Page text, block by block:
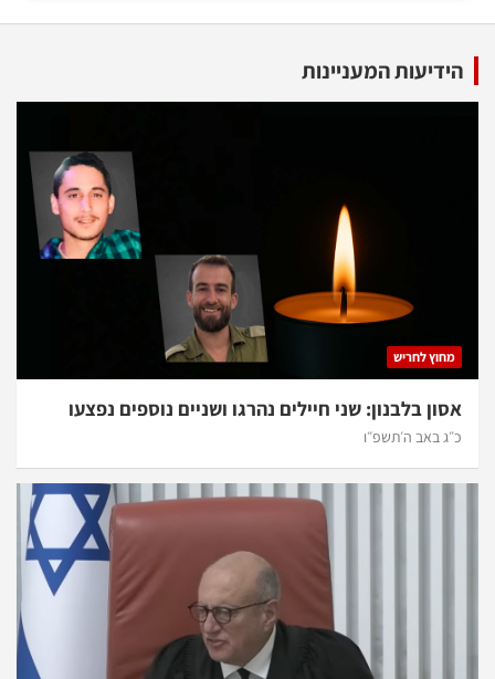
הידיעות המעניינות
מחוץ לחריש
אסון בלבנון: שני חיילים נהרגו ושניים נוספים נפצעו
כ״ג באב ה׳תשפ״ו